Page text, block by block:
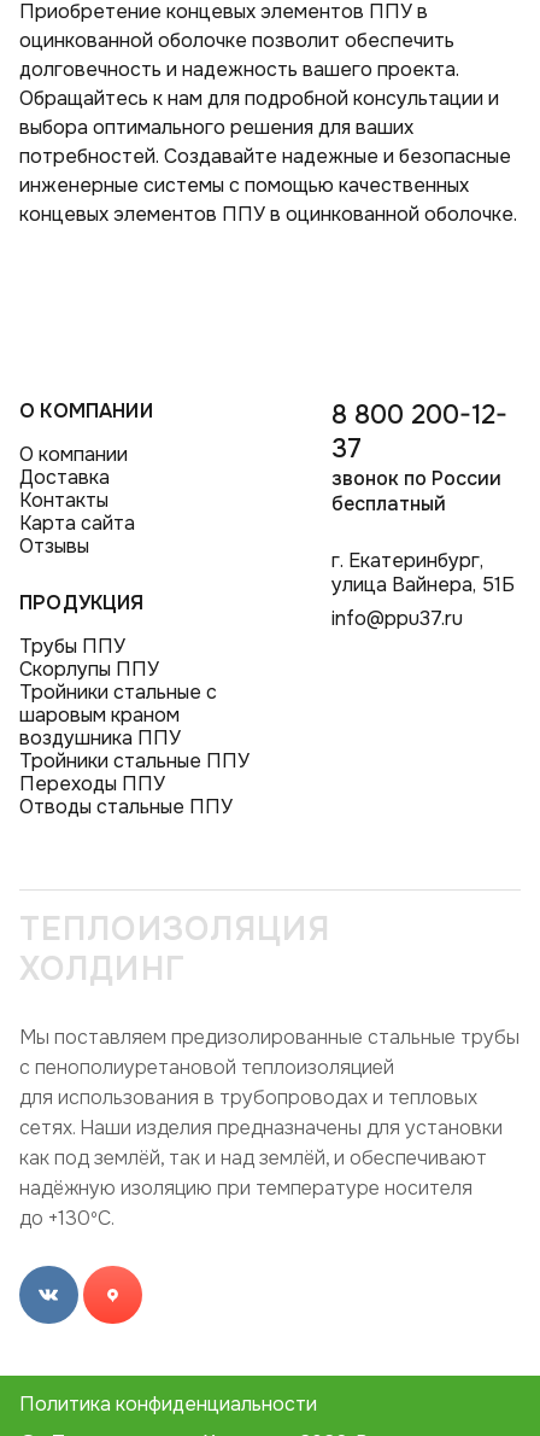
Приобретение концевых элементов ППУ в
оцинкованной оболочке позволит обеспечить
долговечность и надежность вашего проекта.
Обращайтесь к нам для подробной консультации и
выбора оптимального решения для ваших
потребностей. Создавайте надежные и безопасные
инженерные системы с помощью качественных
концевых элементов ППУ в оцинкованной оболочке.
О КОМПАНИИ
О компании
Доставка
Контакты
Карта сайта
Отзывы
ПРОДУКЦИЯ
Трубы ППУ
Скорлупы ППУ
Тройники стальные с
шаровым краном
воздушника ППУ
Тройники стальные ППУ
Переходы ППУ
Отводы стальные ППУ
8 800 200-12-
37
звонок по России
бесплатный
г. Екатеринбург,
улица Вайнера, 51Б
info@ppu37.ru
ТЕПЛОИЗОЛЯЦИЯ
ХОЛДИНГ
Мы поставляем предизолированные стальные трубы
с пенополиуретановой теплоизоляцией
для использования в трубопроводах и тепловых
сетях. Наши изделия предназначены для установки
как под землёй, так и над землёй, и обеспечивают
надёжную изоляцию при температуре носителя
до +130ºC.
Политика конфиденциальности